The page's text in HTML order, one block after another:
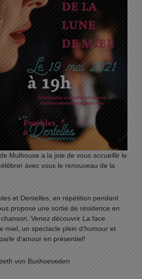
Mulhouse a la joie de vous accueillir le
avec vous le renouveau de la
et Dentelles, en répétition pendant
propose une sortie de résidence en
Venez découvrir La face
miel, un spectacle plein d’humour et
d’amour en présentiel!
von Buxhoeveden